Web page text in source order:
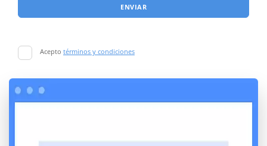
ENVIAR
Acepto términos y condiciones